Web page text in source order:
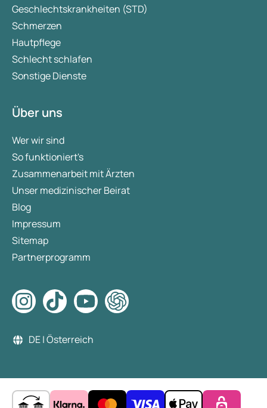
Geschlechtskrankheiten (STD)
Schmerzen
Hautpflege
Schlecht schlafen
Sonstige Dienste
Über uns
Wer wir sind
So funktioniert's
Zusammenarbeit mit Ärzten
Unser medizinischer Beirat
Blog
Impressum
Sitemap
Partnerprogramm
DE | Österreich